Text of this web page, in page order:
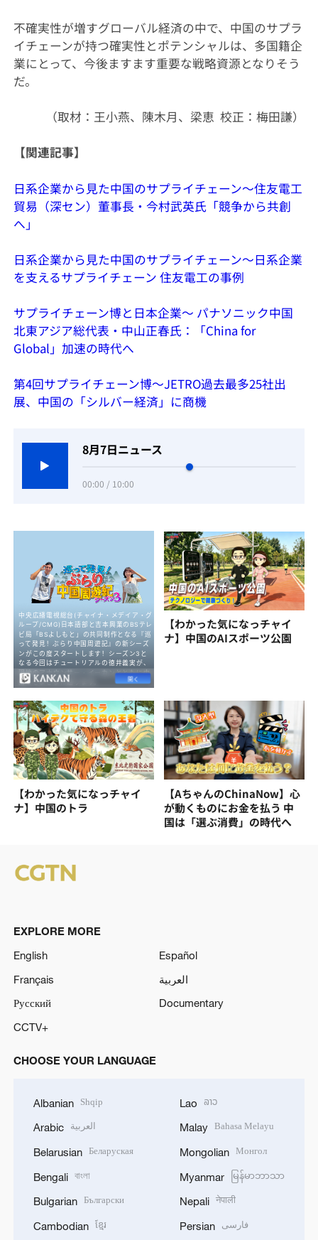
不確実性が増すグローバル経済の中で、中国のサプラ
イチェーンが持つ確実性とポテンシャルは、多国籍企
業にとって、今後ますます重要な戦略資源となりそう
だ。
（取材：王小燕、陳木月、梁恵 校正：梅田謙）
【関連記事】
日系企業から見た中国のサプライチェーン～住友電工
貿易（深セン）董事長・今村武英氏「競争から共創
へ」
日系企業から見た中国のサプライチェーン～日系企業
を支えるサプライチェーン 住友電工の事例
サプライチェーン博と日本企業〜 パナソニック中国
北東アジア総代表・中山正春氏：「China for
Global」加速の時代へ
第4回サプライチェーン博〜JETRO過去最多25社出
展、中国の「シルバー経済」に商機
8月7日ニュース
00:00 / 10:00
【わかった気になっチャイ
ナ】中国のAIスポーツ公園
【わかった気になっチャイ
ナ】中国のトラ
【AちゃんのChinaNow】心
が動くものにお金を払う 中
国は「選ぶ消費」の時代へ
EXPLORE MORE
English
Español
Français
العربية
Русский
Documentary
CCTV+
CHOOSE YOUR LANGUAGE
Albanian Shqip
Arabic العربية
Belarusian Беларуская
Bengali বাংলা
Bulgarian Български
Cambodian ខ្មែរ
Lao ລາວ
Malay Bahasa Melayu
Mongolian Монгол
Myanmar မြန်မာဘာသာ
Nepali नेपाली
Persian فارسی